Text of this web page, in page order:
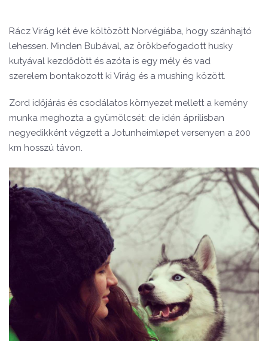
Rácz Virág két éve költözött Norvégiába, hogy szánhajtó
lehessen. Minden Bubával, az örökbefogadott husky
kutyával kezdődött és azóta is egy mély és vad
szerelem bontakozott ki Virág és a mushing között.
Zord időjárás és csodálatos környezet mellett a kemény
munka meghozta a gyümölcsét: de idén áprilisban
negyedikként végzett a Jotunheimløpet versenyen a 200
km hosszú távon.